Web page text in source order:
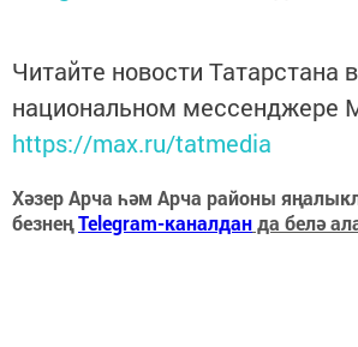
Читайте новости Татарстана в
национальном мессенджере
https://max.ru/tatmedia
Хәзер Арча һәм Арча районы
безнеңTelegram-каналданда белә